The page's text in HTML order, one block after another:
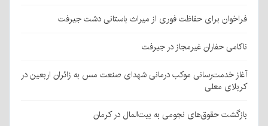
فراخوان برای حفاظت فوری از میراث باستانی دشت جیرفت
ناکامی حفاران غیرمجاز در جیرفت
آغاز خدمت‌رسانی موکب درمانی شهدای صنعت مس به زائران اربعین در
کربلای معلی
بازگشت حقوق‌های نجومی به بیت‌المال در کرمان